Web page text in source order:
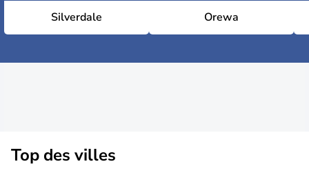
Silverdale Orewa
Top des villes